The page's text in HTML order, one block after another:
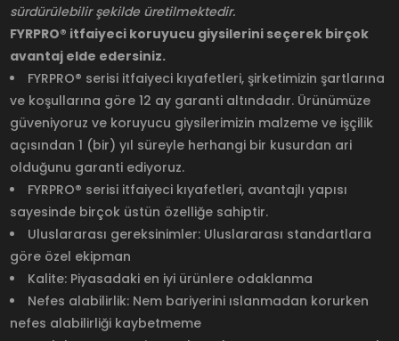
sürdürülebilir şekilde üretilmektedir.
FYRPRO® itfaiyeci koruyucu giysilerini seçerek birçok
avantaj elde edersiniz.
FYRPRO® serisi itfaiyeci kıyafetleri, şirketimizin şartlarına
ve koşullarına göre 12 ay garanti altındadır. Ürünümüze
güveniyoruz ve koruyucu giysilerimizin malzeme ve işçilik
açısından 1 (bir) yıl süreyle herhangi bir kusurdan ari
olduğunu garanti ediyoruz.
FYRPRO® serisi itfaiyeci kıyafetleri, avantajlı yapısı
sayesinde birçok üstün özelliğe sahiptir.
Uluslararası gereksinimler: Uluslararası standartlara
göre özel ekipman
Kalite: Piyasadaki en iyi ürünlere odaklanma
Nefes alabilirlik: Nem bariyerini ıslanmadan korurken
nefes alabilirliği kaybetmeme